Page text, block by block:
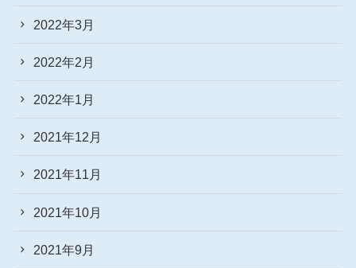
2022年3月
2022年2月
2022年1月
2021年12月
2021年11月
2021年10月
2021年9月